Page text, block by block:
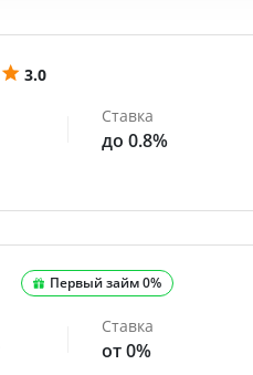
3.0
Ставка
до 0.8%
Первый займ 0%
Ставка
от 0%